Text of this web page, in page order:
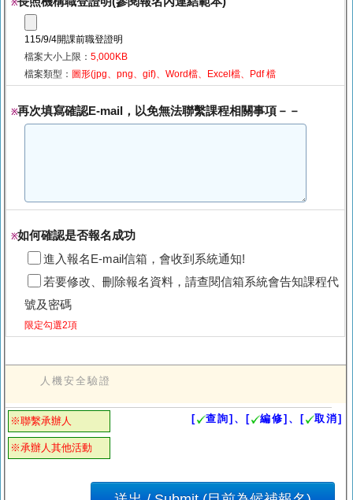
※
115/9/4開課前職登證明
檔案大小上限： 5,000KB
檔案類型： 圖形(jpg、png、gif)、Word檔、Excel檔、Pdf 檔
※再次填寫確認E-mail，以免無法聯繫課程相關事項－－
※如何確認是否報名成功
進入報名E-mail信箱，會收到系統通知!
若要修改、刪除報名資料，請查閱信箱系統會告知課程代
號及密碼
限定勾選2項
人機安全驗證
※聯繫承辦人
※承辦人其他活動
[ 查詢]、[ 編修]、[ 取消]